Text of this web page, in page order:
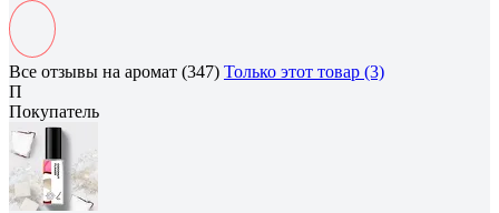
Все отзывы на аромат (347) Только этот товар (3)
П
Покупатель